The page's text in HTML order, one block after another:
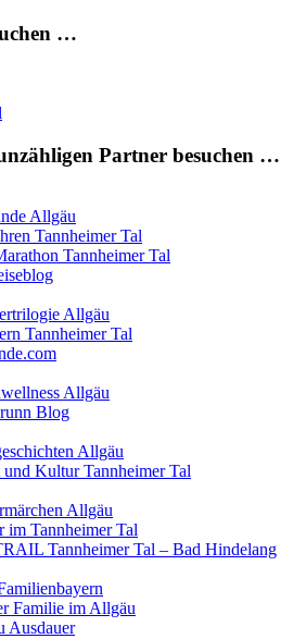
…
Partner besuchen …
Allgäu
Tannheimer Tal
Tannheimer Tal
Allgäu
Tannheimer Tal
Allgäu
Blog
Allgäu
Kultur Tannheimer Tal
Allgäu
im Tannheimer Tal
Tannheimer Tal – Bad Hindelang
Familie im Allgäu
Ausdauer